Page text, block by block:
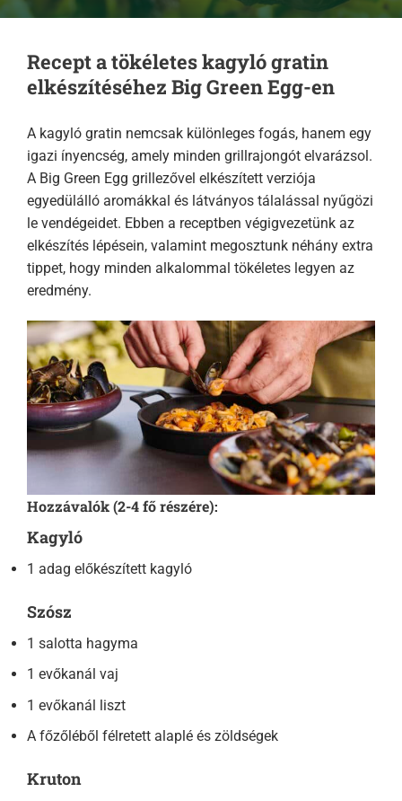
Recept a tökéletes kagyló gratin
elkészítéséhez Big Green Egg-en
A kagyló gratin nemcsak különleges fogás, hanem egy
igazi ínyencség, amely minden grillrajongót elvarázsol.
A Big Green Egg grillezővel elkészített verziója
egyedülálló aromákkal és látványos tálalással nyűgözi
le vendégeidet. Ebben a receptben végigvezetünk az
elkészítés lépésein, valamint megosztunk néhány extra
tippet, hogy minden alkalommal tökéletes legyen az
eredmény.
Hozzávalók (2-4 fő részére):
Kagyló
1 adag előkészített kagyló
Szósz
1 salotta hagyma
1 evőkanál vaj
1 evőkanál liszt
A főzőléből félretett alaplé és zöldségek
Kruton